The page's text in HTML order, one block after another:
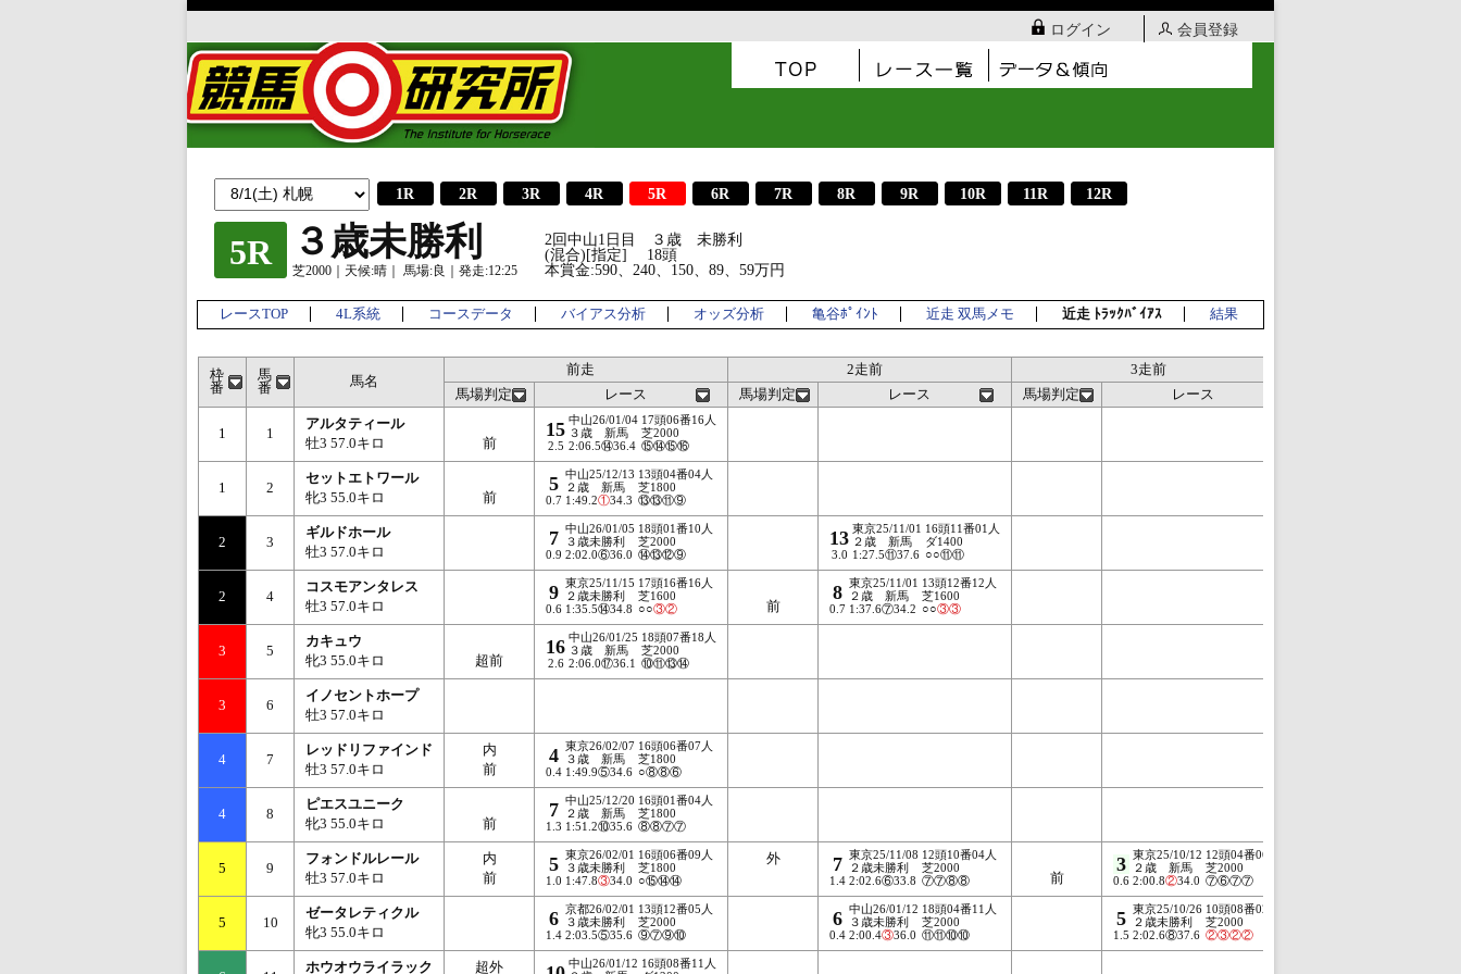
ログイン 会員登録
1R 2R 3R 4R 5R 6R 7R 8R 9R 10R 11R 12R
5R ３歳未勝利
芝2000｜天候:晴｜ 馬場:良｜発走:12:25
2回中山1日目 ３歳 未勝利
(混合)[指定] 18頭
本賞金:590、240、150、89、59万円
レースTOP 4L系統 コースデータ バイアス分析 オッズ分析 亀谷ﾎﾟｲﾝﾄ 近走 双馬メモ 近走 ﾄﾗｯｸﾊﾞｲｱｽ 結果
枠
番
馬
番
馬名
前走 2走前 3走前
馬場判定
レース 馬場判定 レース 馬場判定 レース
1 1
アルタティール
牡3 57.0キロ
前
15
2.5
中山26/01/04
３歳 新馬
2:06.5⑭36.4
17頭06番16人
芝2000
⑮⑭⑮⑯
1 2
セットエトワール
牝3 55.0キロ
前
5
0.7
中山25/12/13
２歳 新馬
1:49.2①34.3
13頭04番04人
芝1800
⑬⑬⑪⑨
2 3
ギルドホール
牡3 57.0キロ
7
0.9
中山26/01/05
３歳未勝利
2:02.0⑥36.0
18頭01番10人
芝2000
⑭⑬⑫⑨
13
3.0
東京25/11/01
２歳 新馬
1:27.5⑪37.6
16頭11番01人
ダ1400
○○⑪⑪
2 4
コスモアンタレス
牡3 57.0キロ
9
0.6
東京25/11/15
２歳未勝利
1:35.5⑭34.8
17頭16番16人
芝1600
○○③② 前
8
0.7
東京25/11/01
２歳 新馬
1:37.6⑦34.2
13頭12番12人
芝1600
○○③③
3 5
カキュウ
牝3 55.0キロ
超前
16
2.6
中山26/01/25
３歳 新馬
2:06.0⑰36.1
18頭07番18人
芝2000
⑩⑪⑬⑭
3 6
イノセントホープ
牡3 57.0キロ
4 7
レッドリファインド
牡3 57.0キロ
内
前
4
0.4
東京26/02/07
３歳 新馬
1:49.9⑤34.6
16頭06番07人
芝1800
○⑧⑧⑥
4 8
ピエスユニーク
牝3 55.0キロ
前
7
1.3
中山25/12/20
２歳 新馬
1:51.2⑩35.6
16頭01番04人
芝1800
⑧⑧⑦⑦
5 9
フォンドルレール
牡3 57.0キロ
内
前
5
1.0
東京26/02/01
３歳未勝利
1:47.8③34.0
16頭06番09人
芝1800
○⑮⑭⑭
外 7
1.4
東京25/11/08
２歳未勝利
2:02.6⑥33.8
12頭10番04人
芝2000
⑦⑦⑧⑧
前
3
0.6
東京25/10/12
２歳 新馬
2:00.8②34.0
12頭04番06人
芝2000
⑦⑥⑦⑦
5 10
ゼータレティクル
牝3 55.0キロ
6
1.4
京都26/02/01
３歳未勝利
2:03.5⑤35.6
13頭12番05人
芝2000
⑨⑦⑨⑩
6
0.4
中山26/01/12
３歳未勝利
2:00.4③36.0
18頭04番11人
芝2000
⑪⑪⑩⑩
5
1.5
東京25/10/26
２歳未勝利
2:02.6⑧37.6
10頭08番02人
芝2000
②③②②
ホウオウライラック 超外
中山26/01/12 16頭08番11人